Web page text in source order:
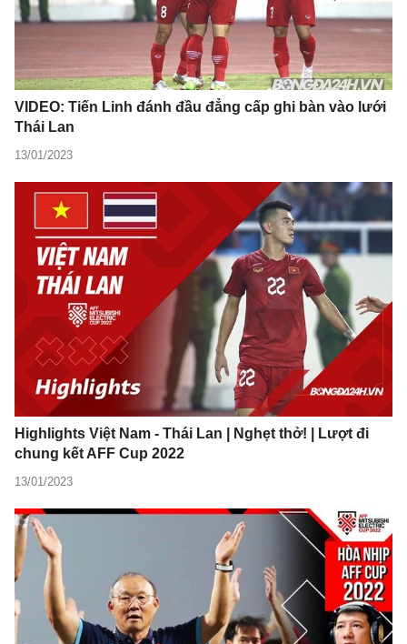
VIDEO: Tiến Linh đánh đầu đẳng cấp ghi bàn vào lưới
Thái Lan
13/01/2023
Highlights Việt Nam - Thái Lan | Nghẹt thở! | Lượt đi
chung kết AFF Cup 2022
13/01/2023